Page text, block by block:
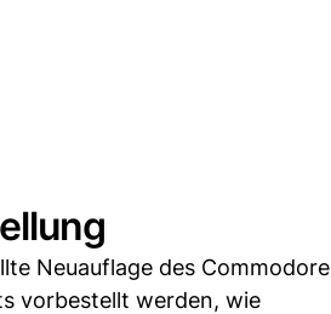
Neuauflage des Commodore
vorbestellt werden, wie